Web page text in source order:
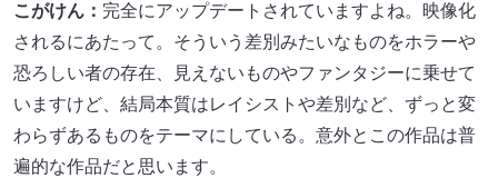
こがけん： 完全にアップデートされていますよね。映像化
されるにあたって。そういう差別みたいなものをホラーや
恐ろしい者の存在、見えないものやファンタジーに乗せて
いますけど、結局本質はレイシストや差別など、ずっと変
わらずあるものをテーマにしている。意外とこの作品は普
遍的な作品だと思います。